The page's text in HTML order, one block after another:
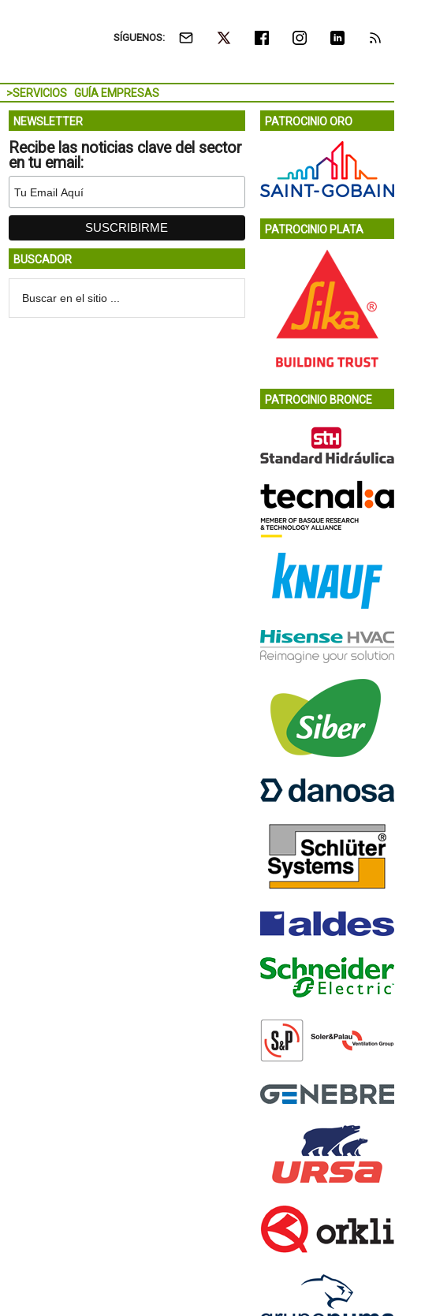
SÍGUENOS:
>SERVICIOS GUÍA EMPRESAS
NEWSLETTER
Recibe las noticias clave del sector
en tu email:
BUSCADOR
PATROCINIO ORO
PATROCINIO PLATA
PATROCINIO BRONCE